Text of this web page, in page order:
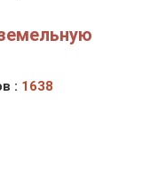
: 1638